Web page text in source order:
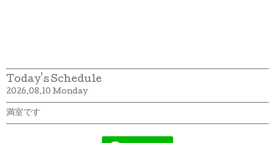
Today's Schedule
2026.08.10 Monday
満室です